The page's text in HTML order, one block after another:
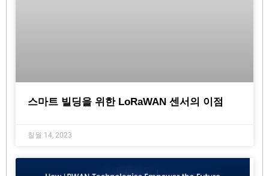
스마트 빌딩을 위한 LoRaWAN 센서의 이점
칠월 14, 2023